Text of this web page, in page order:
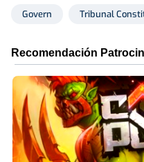
Govern Tribunal